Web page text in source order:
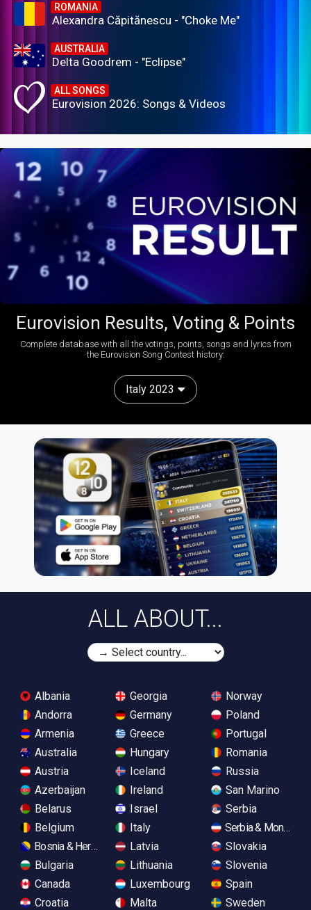
ROMANIA
Alexandra Căpitănescu - "Choke Me"
AUSTRALIA
Delta Goodrem - "Eclipse"
ALL SONGS
Eurovision 2026: Songs & Videos
Eurovision Results, Voting & Points
Complete database with all the votings, points, songs and lyrics from
the Eurovision Song Contest history:
Italy 2023
ALL ABOUT...
Albania
Andorra
Armenia
Australia
Austria
Azerbaijan
Belarus
Belgium
Bosnia & Herzegovina
Bulgaria
Canada
Croatia
Georgia
Germany
Greece
Hungary
Iceland
Ireland
Israel
Italy
Latvia
Lithuania
Luxembourg
Malta
Norway
Poland
Portugal
Romania
Russia
San Marino
Serbia
Serbia &
Slovakia
Slovenia
Spain
Sweden